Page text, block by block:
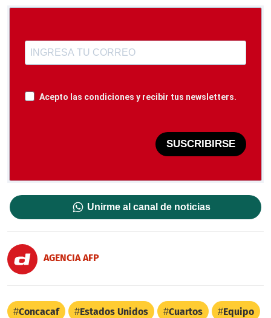
Acepto las condiciones y recibir tus newsletters.
SUSCRIBIRSE
Unirme al canal de noticias
AGENCIA AFP
Concacaf Estados Unidos Cuartos Equipo